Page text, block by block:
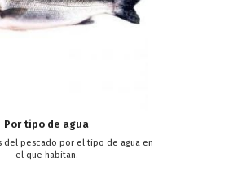
Por tipo de agua
del pescado por el tipo de agua en
el que habitan.